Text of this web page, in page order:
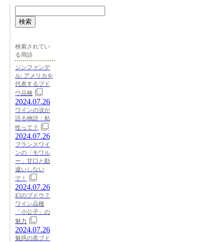
検索
検索されてい
る用語
ジンファンデ
ル: アメリカを
代表するブド
ウ品種
2024.07.26
ワインの涙が
語る物語：粘
性って？
2024.07.26
フランスワイ
ンの「モワル
ー」甘口と勘
違いしない
で！
2024.07.26
幻のブドウ？
ワイン品種
「小公子」の
魅力
2024.07.26
魅惑の黒ブド